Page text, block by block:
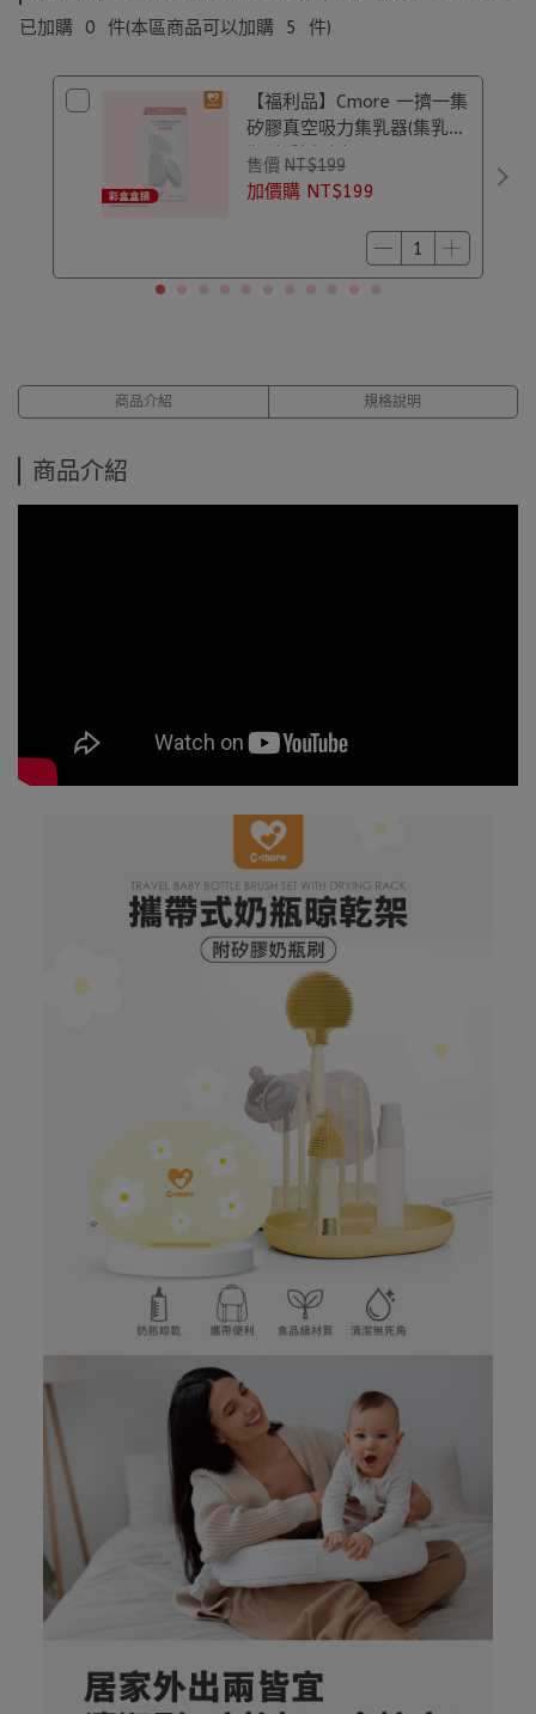
已加購 0 件(本區商品可以加購 5 件)
【福利品】Cmore 一擠一集
矽膠真空吸力集乳器(集乳
瓶)｜彩盒盒損
售價 NT$199
加價購 NT$199
商品介紹 規格說明
商品介紹